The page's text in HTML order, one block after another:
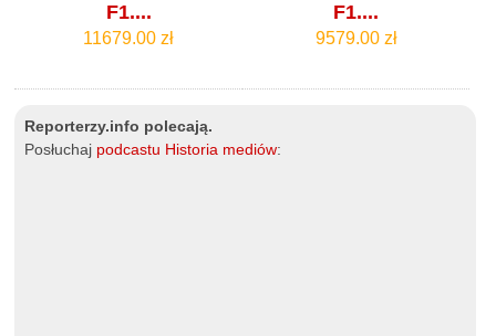
F1....
11679.00 zł
F1....
9579.00 zł
Reporterzy.info polecają.
Posłuchaj podcastu Historia mediów: